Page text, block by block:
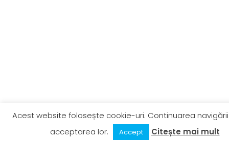
Acest website folosește cookie-uri. Continuarea
acceptarea lor.
Accept Citește mai mult